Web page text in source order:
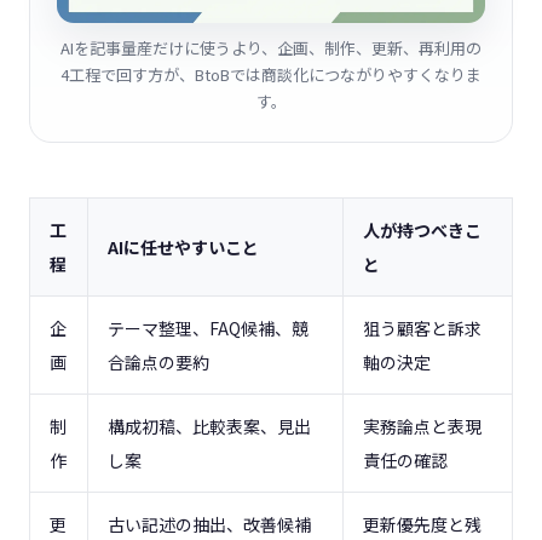
AIを記事量産だけに使うより、企画、制作、更新、再利用の
4工程で回す方が、BtoBでは商談化につながりやすくなりま
す。
工
程
AIに任せやすいこと
人が持つべきこ
と
企
画
テーマ整理、FAQ候補、競
合論点の要約
狙う顧客と訴求
軸の決定
制
作
構成初稿、比較表案、見出
し案
実務論点と表現
責任の確認
更
古い記述の抽出、改善候補
更新優先度と残